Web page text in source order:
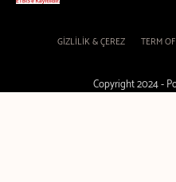
GİZLİLİK & ÇEREZ TERM
Copyright 2024 -